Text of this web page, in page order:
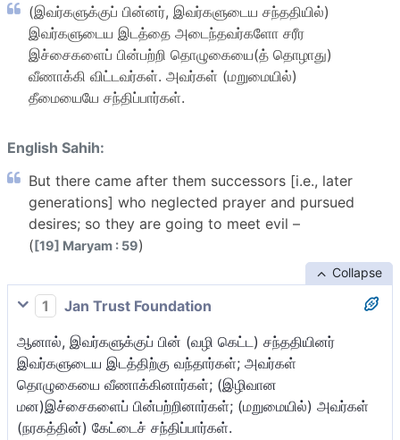
(இவர்களுக்குப் பின்னர், இவர்களுடைய சந்ததியில்)
இவர்களுடைய இடத்தை அடைந்தவர்களோ சரீர
இச்சைகளைப் பின்பற்றி தொழுகையை(த் தொழாது)
வீணாக்கி விட்டவர்கள். அவர்கள் (மறுமையில்)
தீமையையே சந்திப்பார்கள்.
English Sahih:
But there came after them successors [i.e., later
generations] who neglected prayer and pursued
desires; so they are going to meet evil –
([19] Maryam : 59)
Collapse
1
Jan Trust Foundation
ஆனால், இவர்களுக்குப் பின் (வழி கெட்ட) சந்ததியினர்
இவர்களுடைய இடத்திற்கு வந்தார்கள்; அவர்கள்
தொழுகையை வீணாக்கினார்கள்; (இழிவான
மன)இச்சைகளைப் பின்பற்றினார்கள்; (மறுமையில்) அவர்கள்
(நரகத்தின்) கேட்டைச் சந்திப்பார்கள்.